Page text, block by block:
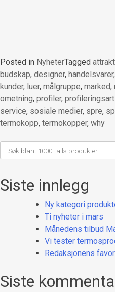
Posted in NyheterTagged
budskap, designer, handelsvarer,
kunder, luer, målgruppe, marked,
ometning, profiler,
service, sosiale medier, spre,
termokopp, termokopper, why
Siste innlegg
Ny kategori
Ti nyheter i mars
Månedens tilbud
Vi tester
Redaksjonens
Siste